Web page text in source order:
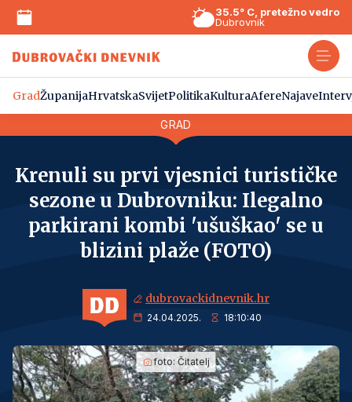
35.5° C, pretežno vedro
Dubrovnik
GradŽupanijaHrvatskaSvijetPolitikaKulturaAfereNajave
GRAD
Krenuli su prvi vjesnici turističke
sezone u Dubrovniku: Ilegalno
parkirani kombi 'ušuškao' se u
blizini plaže (FOTO)
dubrovackidnevnik.hr
24.04.2025. 18:10:40
foto:Čitatelj